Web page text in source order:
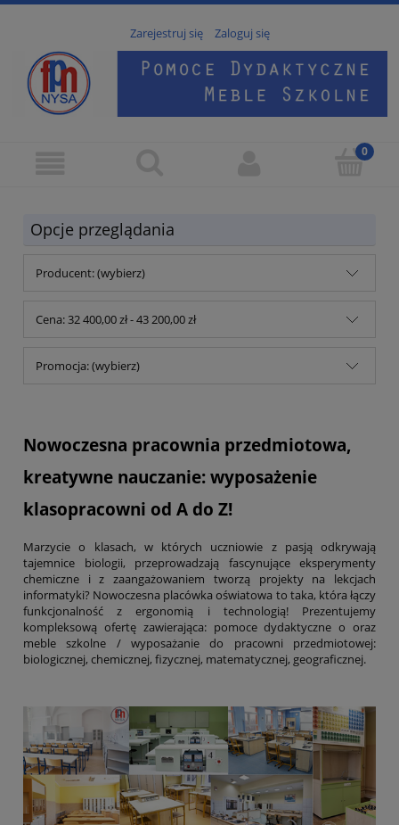
Zarejestruj się Zaloguj się
Opcje przeglądania
Producent: (wybierz)
Cena: 32 400,00 zł - 43 200,00 zł
Promocja: (wybierz)
Nowoczesna pracownia przedmiotowa,
kreatywne nauczanie: wyposażenie
klasopracowni od A do Z!
Marzycie o klasach, w których uczniowie z pasją odkrywają
tajemnice biologii, przeprowadzają fascynujące eksperymenty
chemiczne i z zaangażowaniem tworzą projekty na lekcjach
informatyki? Nowoczesna placówka oświatowa to taka, która łączy
funkcjonalność z ergonomią i technologią! Prezentujemy
kompleksową ofertę zawierająca: pomoce dydaktyczne o oraz
meble szkolne / wyposażanie do pracowni przedmiotowej:
biologicznej, chemicznej, fizycznej, matematycznej, geograficznej.